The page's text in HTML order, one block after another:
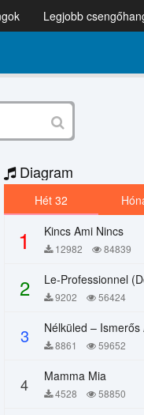
Legjobb
Diagram
Hét 32
1 Kincs Ami Nincs
12982 84839
2 9202 56424
3 Nélküled – Ismerős
8861 59652
4 Mamma Mia
4528 58850